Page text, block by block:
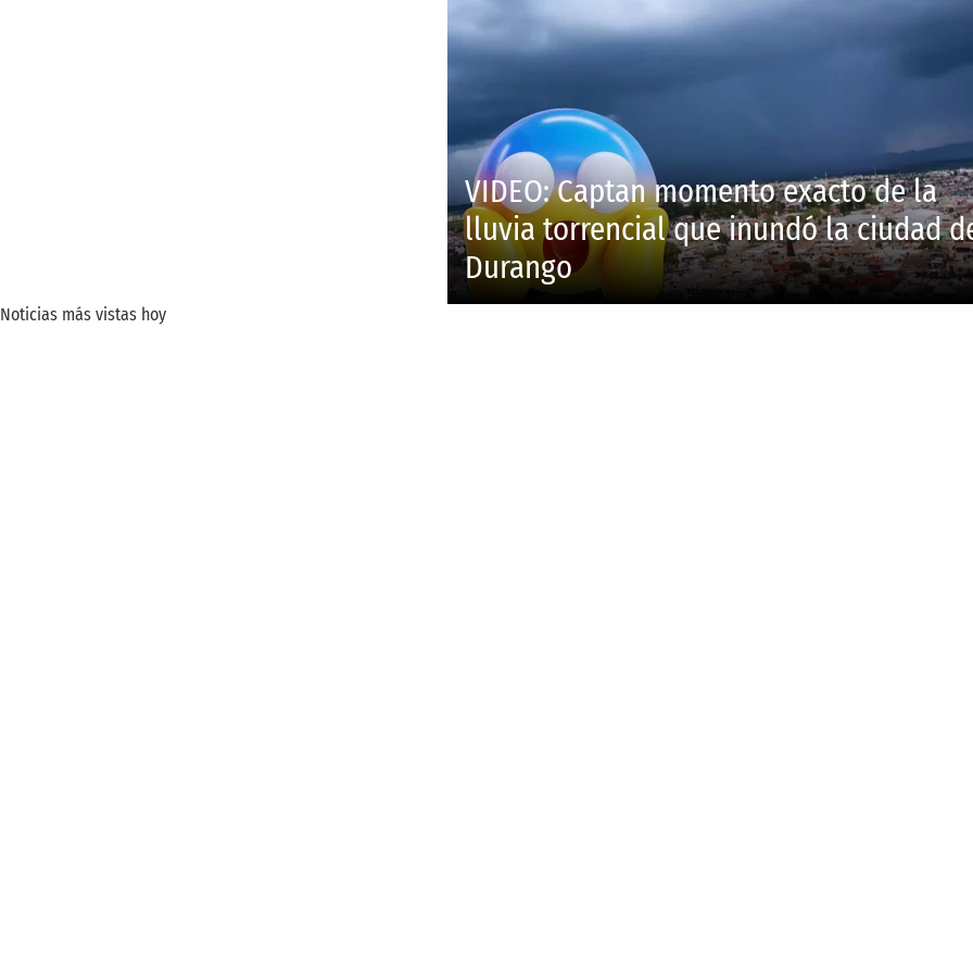
VIDEO: Captan momento exacto de la
lluvia torrencial que inundó la ciudad
Durango
Noticias más vistas hoy